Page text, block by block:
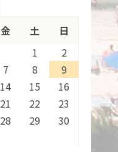
金 土
日
1
2
7 8
9
14 15
16
21 22
23
28 29
30